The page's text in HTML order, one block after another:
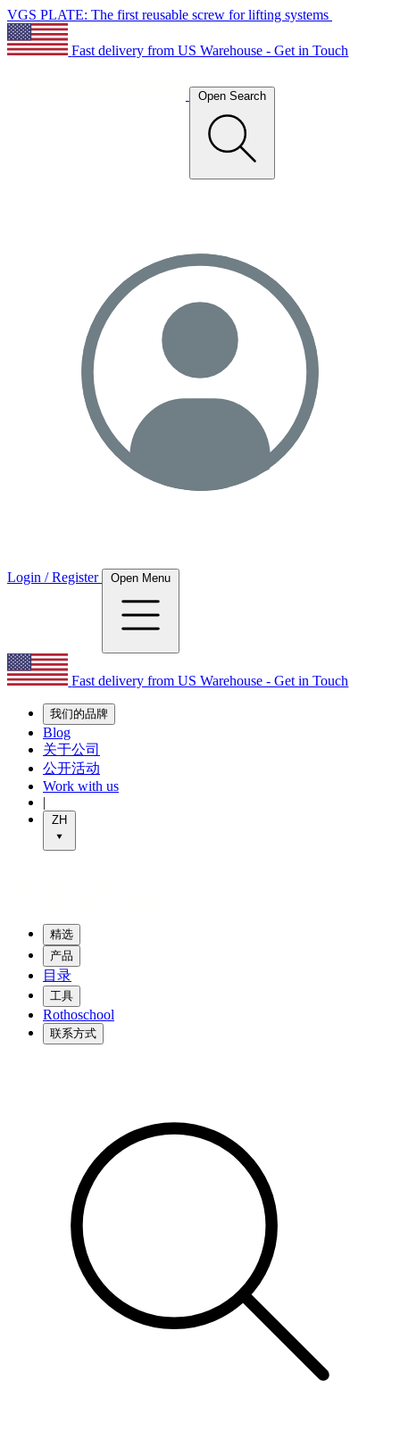
VGS PLATE: The first reusable screw for lifting systems
Fast delivery from US Warehouse - Get in Touch
Open Search
Login / Register Open Menu
Fast delivery from US Warehouse - Get in Touch
我们的品牌
Blog
关于公司
公开活动
Work with us
|
ZH
精选
产品
目录
工具
Rothoschool
联系方式